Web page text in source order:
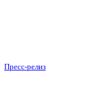
Пресс-релиз